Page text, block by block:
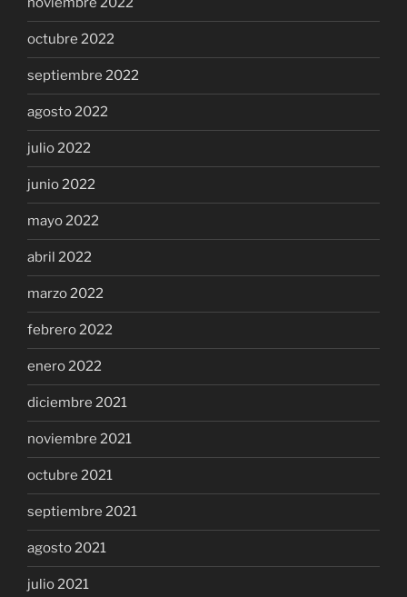
octubre 2022
septiembre 2022
agosto 2022
julio 2022
junio 2022
mayo 2022
abril 2022
marzo 2022
febrero 2022
enero 2022
diciembre 2021
noviembre 2021
octubre 2021
septiembre 2021
agosto 2021
julio 2021